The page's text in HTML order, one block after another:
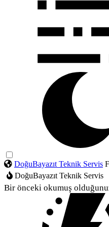
DoğuBayazıt Teknik Servis
DoğuBayazıt Teknik Servis
Bir önceki okumuş